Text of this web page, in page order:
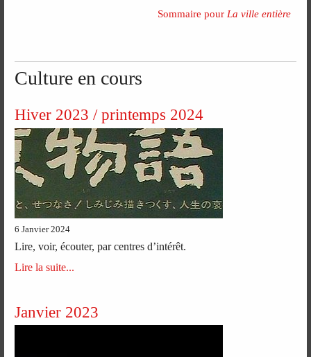
Sommaire pour La ville entière
Culture en cours
Hiver 2023 / printemps 2024
6 Janvier 2024
Lire, voir, écouter, par centres d’intérêt.
Lire la suite...
Janvier 2023